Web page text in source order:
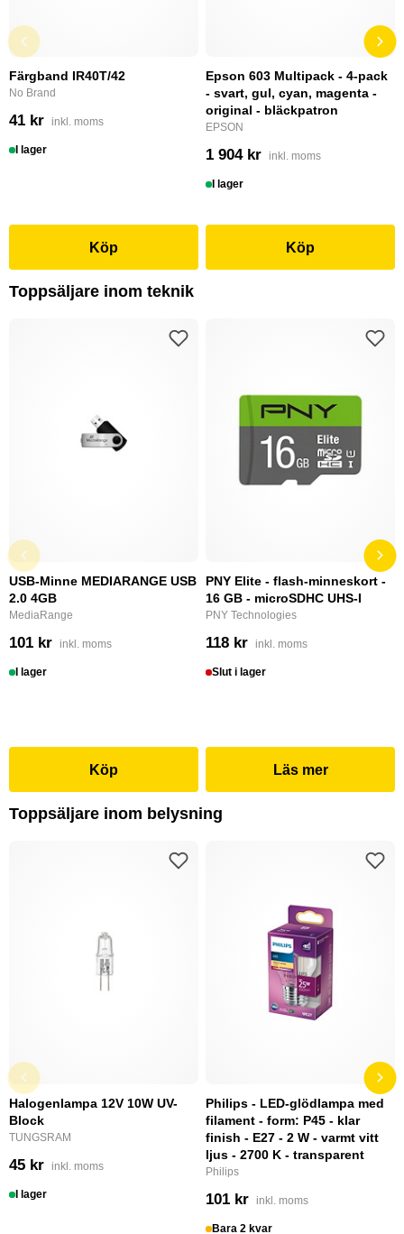
Färgband IR40T/42
No Brand
41 kr inkl. moms
I lager
Köp
Epson 603 Multipack - 4-pack
- svart, gul, cyan, magenta -
original - bläckpatron
EPSON
1 904 kr inkl. moms
I lager
Köp
Toppsäljare inom teknik
USB-Minne MEDIARANGE USB
2.0 4GB
MediaRange
101 kr inkl. moms
I lager
Köp
PNY Elite - flash-minneskort -
16 GB - microSDHC UHS-I
PNY Technologies
118 kr inkl. moms
Slut i lager
Läs mer
Toppsäljare inom belysning
Halogenlampa 12V 10W UV-
Block
TUNGSRAM
45 kr inkl. moms
I lager
Philips - LED-glödlampa med
filament - form: P45 - klar
finish - E27 - 2 W - varmt vitt
ljus - 2700 K - transparent
Philips
101 kr inkl. moms
Bara 2 kvar